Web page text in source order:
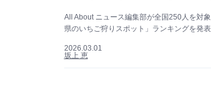
All About ニュース編集部が全国250人を対
県のいちご狩りスポット」ランキングを発
2026.03.01
坂上 恵